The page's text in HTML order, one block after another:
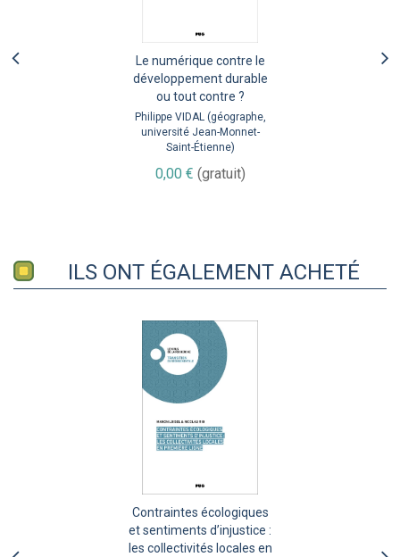
Le numérique contre le
développement durable
ou tout contre ?
Philippe VIDAL (géographe,
université Jean-Monnet-
Saint-Étienne)
0,00 € (gratuit)
ILS ONT ÉGALEMENT ACHETÉ
Contraintes écologiques
et sentiments d’injustice :
les collectivités locales en